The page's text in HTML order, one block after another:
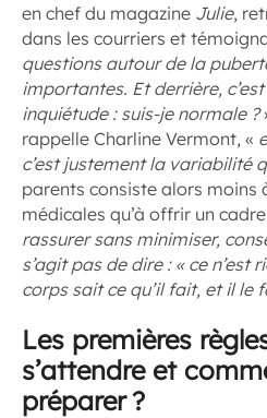
en chef du magazine Julie,
dans les courriers et
questions autour de la
importantes. Et derrière,
inquiétude : suis-je normale ?
rappelle Charline Vermont, «
c’est justement la variabilité
parents consiste alors moins
médicales qu’à offrir un
rassurer sans minimiser,
s’agit pas de dire : « ce n’est
corps sait ce qu’il fait, et il le
Les premières
s’attendre et
préparer ?